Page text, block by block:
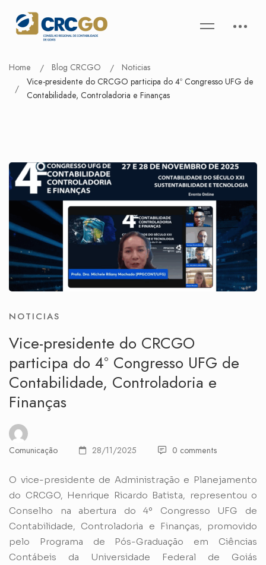
Home Blog CRCGO
Noticias
Vice-presidente do CRCGO participa do 4º Congresso UFG de
Contabilidade, Controladoria e Finanças
NOTICIAS
Vice-presidente do CRCGO
participa do 4º Congresso UFG de
Contabilidade, Controladoria e
Finanças
Comunicação 28/11/2025 0 comments
O vice-presidente de Administração e Planejamento
do CRCGO, Henrique Ricardo Batista, representou o
Conselho na abertura do 4º Congresso UFG de
Contabilidade, Controladoria e Finanças, promovido
pelo Programa de Pós-Graduação em Ciências
Contábeis da Universidade Federal de Goiás